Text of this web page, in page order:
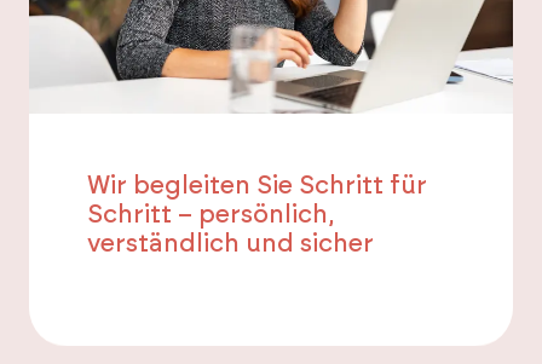
Wir begleiten Sie Schritt für
Schritt – persönlich,
verständlich und sicher